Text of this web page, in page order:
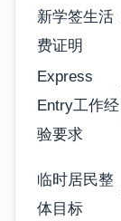
新学签生活
费证明
Express
Entry工作经
验要求
临时居民整
体目标